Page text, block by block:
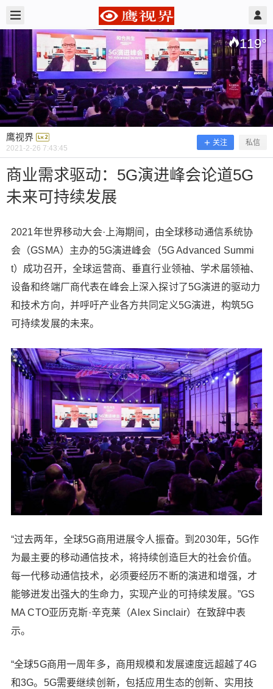
119°
鹰视界
2021-2-26 7:43:45
关注 私信
商业需求驱动：5G演进峰会论道5G
未来可持续发展
2021年世界移动大会·上海期间，由全球移动通信系统协
会（GSMA）主办的5G演进峰会（5G Advanced Summi
t）成功召开，全球运营商、垂直行业领袖、学术届领袖、
设备和终端厂商代表在峰会上深入探讨了5G演进的驱动力
和技术方向，并呼吁产业各方共同定义5G演进，构筑5G
可持续发展的未来。
“过去两年，全球5G商用进展令人振奋。到2030年，5G作
为最主要的移动通信技术，将持续创造巨大的社会价值。
每一代移动通信技术，必须要经历不断的演进和增强，才
能够迸发出强大的生命力，实现产业的可持续发展。”GS
MA CTO亚历克斯·辛克莱（Alex Sinclair）在致辞中表
示。
“全球5G商用一周年多，商用规模和发展速度远超越了4G
和3G。5G需要继续创新，包括应用生态的创新、实用技
鹰视界 @ 鹰视界 2021/2/26
商业需求驱动：5G演进峰会论道5G未
来可持续发展
2021年世界移动大会·上海期间，由全球移动通信系
统协会（GSMA）主办的5G演进峰会（5G Advanc
袖、学术届领袖、设备和终端厂商代表在峰会上深
入探讨了5G演进的驱动力和技术方向，并呼吁产业
“过去两年，全球5G商用进展令人振奋。到2030
年，5G作为最主要的移动通信技术，将持续创造巨
大的社会价值。每一代移动通信技术，必须要经历
不断的演进和增强，才能够迸发出强大的生命力，
实现产业的可持续发展。”GSMA CTO亚历克斯·辛
克莱（Alex Sinclair）在致辞中表示。 “全球5G商用
一周年多，商用规模和发展速度远超越了4G和3G。
5G需要继续创新，包括应用生态的创新、实用技术
的创新与标准化，以跟上网络部署与用户数量的发
展步伐，以网络生态激发业务生态。” 中国工程院院
士邬贺铨也表达了同样的观点。 商业需求是5G持续
就是永恒的主题。2K/4K高清视频、AR/VR业务的
不断普及，驱动用户DoU快速增长，预计到2025年
将超过100GB，网络的容量需要进一步增强。XR P
同时，传输时延还需要进一步降低，打造人与虚拟
世界交互时的沉浸式体验。 在垂直行业领域，5G需
要与行业应用深入融合，构建全行业数字化的引
已经在他们的工厂中发挥了重要作用，广泛应用于
视觉识别技术、智能数据采集等业务，提高了工业
扫描二维码继续阅读